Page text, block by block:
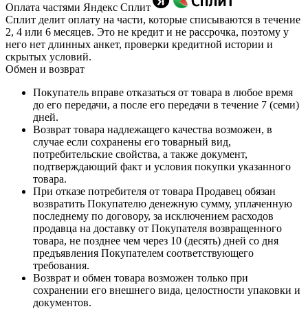
Оплата частями Яндекс Сплит
Сплит делит оплату на части, которые списываются в течение
2, 4 или 6 месяцев. Это не кредит и не рассрочка, поэтому у
него нет длинных анкет, проверки кредитной истории и
скрытых условий.
Обмен и возврат
Покупатель вправе отказаться от товара в любое время
до его передачи, а после его передачи в течение 7 (семи)
дней.
Возврат товара надлежащего качества возможен, в
случае если сохранены его товарный вид,
потребительские свойства, а также документ,
подтверждающий факт и условия покупки указанного
товара.
При отказе потребителя от товара Продавец обязан
возвратить Покупателю денежную сумму, уплаченную
последнему по договору, за исключением расходов
продавца на доставку от Покупателя возвращенного
товара, не позднее чем через 10 (десять) дней со дня
предъявления Покупателем соответствующего
требования.
Возврат и обмен товара возможен только при
сохранении его внешнего вида, целостности упаковки и
документов.